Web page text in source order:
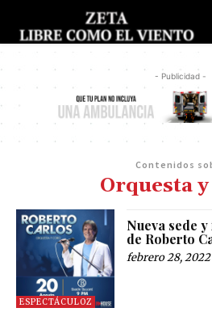
- Publicidad -
Contenidos
Orquesta
ESPECTÁCULOZ
Nueva sede
de Roberto
febrero 28, 2022